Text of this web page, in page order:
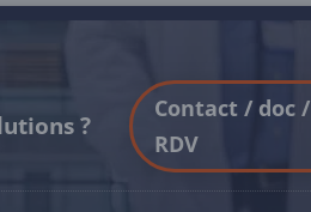
?
Contact / doc /
RDV